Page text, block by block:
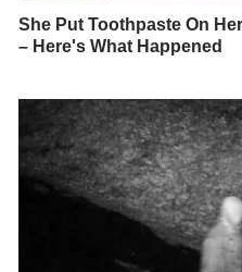
She Put Toothpaste On
– Here's What Happened